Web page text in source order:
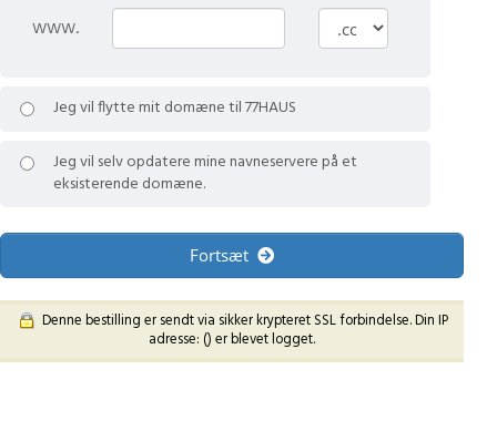
www.
Jeg vil flytte mit domæne til 77HAUS
Jeg vil selv opdatere mine navneservere på et
eksisterende domæne.
Fortsæt
Denne bestilling er sendt via sikker krypteret SSL forbindelse. Din IP
adresse: () er blevet logget.